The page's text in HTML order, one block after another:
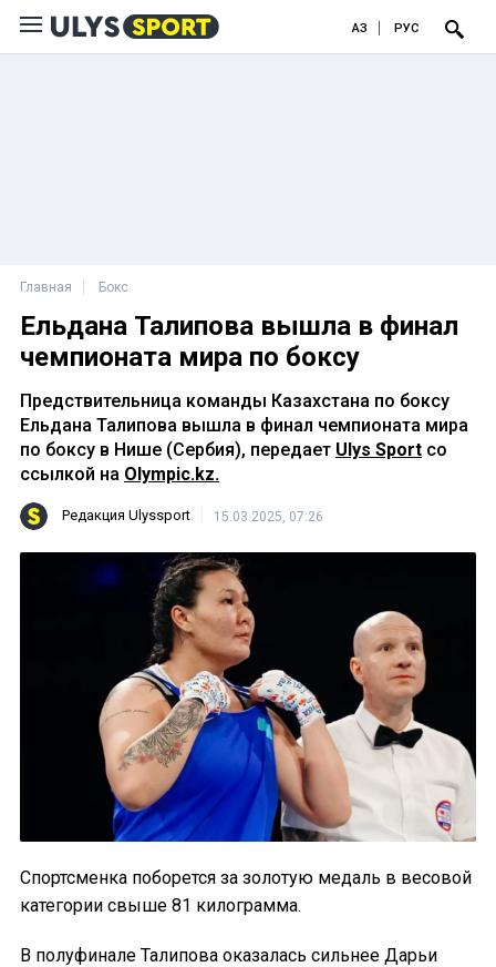
ҚАЗ РУС
Главная Бокс
Ельдана Талипова вышла в финал
чемпионата мира по боксу
Предствительница команды Казахстана по боксу
Ельдана Талипова вышла в финал чемпионата мира
по боксу в Нише (Сербия), передает Ulys Sport со
ссылкой на Olympic.kz.
Редакция Ulyssport 15.03.2025, 07:26
Спортсменка поборется за золотую медаль в весовой
категории свыше 81 килограмма.
В полуфинале Талипова оказалась сильнее Дарьи